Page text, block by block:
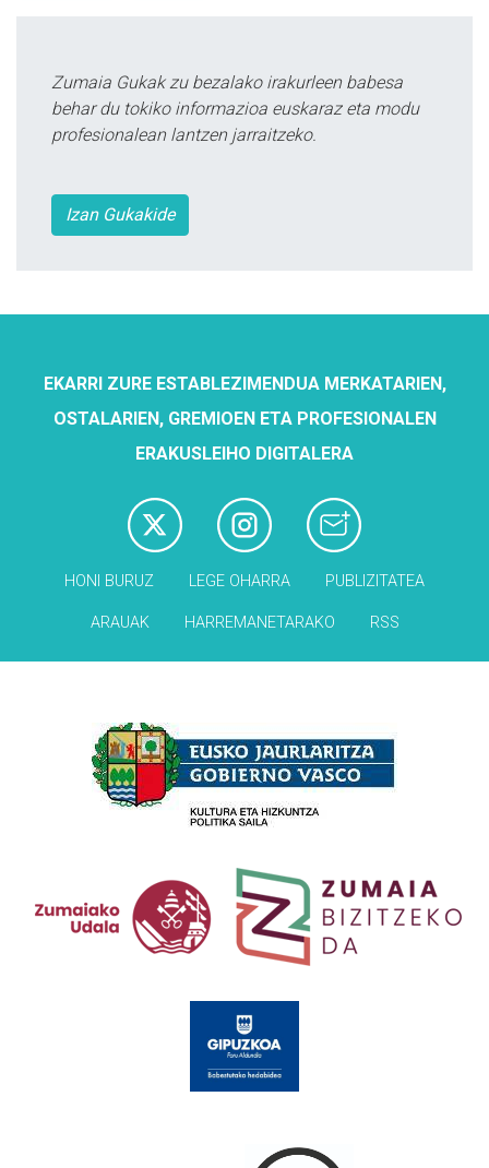
Zumaia Gukak zu bezalako irakurleen babesa
behar du tokiko informazioa euskaraz eta modu
profesionalean lantzen jarraitzeko.
Izan Gukakide
EKARRI ZURE ESTABLEZIMENDUA MERKATARIEN,
OSTALARIEN, GREMIOEN ETA PROFESIONALEN
ERAKUSLEIHO DIGITALERA
HONI BURUZ LEGE OHARRA PUBLIZITATEA
ARAUAK HARREMANETARAKO RSS